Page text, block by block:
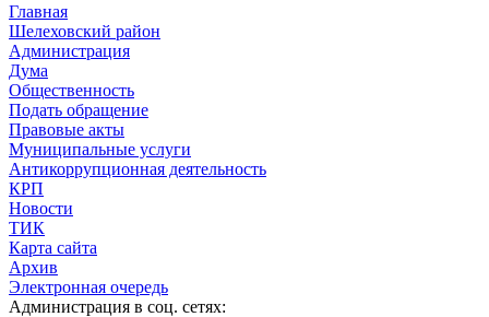
Главная
Шелеховский район
Администрация
Дума
Общественность
Подать обращение
Правовые акты
Муниципальные услуги
Антикоррупционная деятельность
КРП
Новости
ТИК
Карта сайта
Архив
Электронная очередь
Администрация в соц. сетях: